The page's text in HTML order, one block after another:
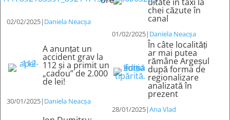
02/02/2025| Daniela Neacșa
chei căzute în
canal
01/02/2025| Daniela Neacșa
A anunțat un
accident grav la
112 și a primit un
„cadou” de 2.000
de lei!
30/01/2025| Daniela Neacșa
În câte localități
ar mai putea
rămâne Argeșul
după forma de
regionalizare
analizată în
prezent
28/01/2025|Ana Vlad